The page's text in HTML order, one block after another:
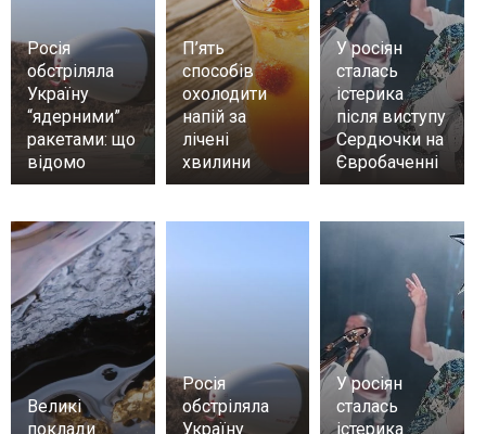
Росія
обстріляла
Україну
“ядерними”
ракетами: що
відомо
П’ять
способів
охолодити
напій за
лічені
хвилини
У росіян
сталась
істерика
після виступу
Сердючки на
Євробаченні
Великі
поклади
Росія
обстріляла
Україну
У росіян
сталась
істерика